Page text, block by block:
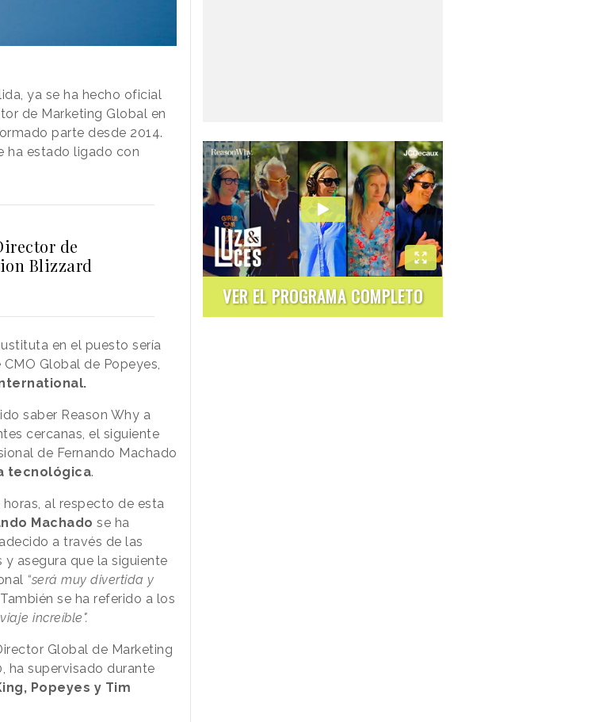
ya se ha hecho oficial
de Marketing Global en
parte desde 2014.
ha estado ligado con
de
Blizzard
en el puesto sería
Global de Popeyes,
saber Reason Why a
cercanas, el siguiente
de Fernando Machado
tecnológica.
horas, al respecto de esta
Machado se ha
a través de las
y asegura que la siguiente
“será muy divertida y
se ha referido a los
viaje increíble".
Global de Marketing
ha supervisado durante
Popeyes y Tim
VER EL PROGRAMA COMPLETO